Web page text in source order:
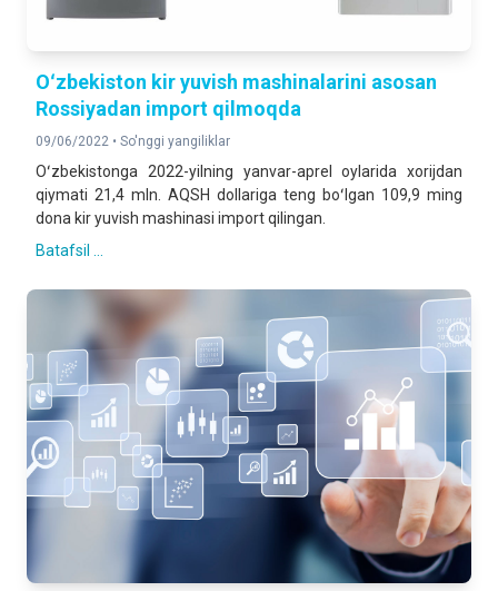
Oʻzbekiston kir yuvish mashinalarini asosan
Rossiyadan import qilmoqda
09/06/2022 • So'nggi yangiliklar
Oʻzbekistonga 2022-yilning yanvar-aprel oylarida xorijdan
qiymati 21,4 mln. AQSH dollariga teng boʻlgan 109,9 ming
dona kir yuvish mashinasi import qilingan.
Batafsil ...